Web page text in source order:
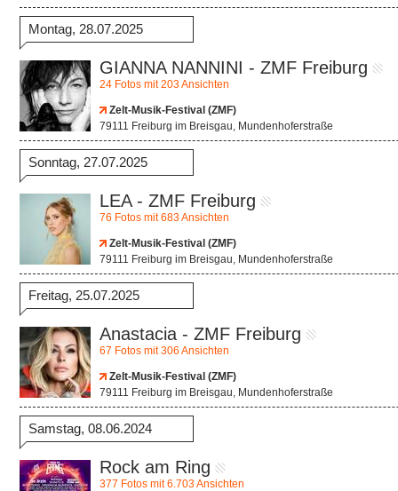
Montag, 28.07.2025
GIANNA NANNINI - ZMF Freiburg
24 Fotos mit 203 Ansichten
Zelt-Musik-Festival (ZMF)
79111 Freiburg im Breisgau, Mundenhoferstraße
Sonntag, 27.07.2025
LEA - ZMF Freiburg
76 Fotos mit 683 Ansichten
Zelt-Musik-Festival (ZMF)
79111 Freiburg im Breisgau, Mundenhoferstraße
Freitag, 25.07.2025
Anastacia - ZMF Freiburg
67 Fotos mit 306 Ansichten
Zelt-Musik-Festival (ZMF)
79111 Freiburg im Breisgau, Mundenhoferstraße
Samstag, 08.06.2024
Rock am Ring
377 Fotos mit 6.703 Ansichten